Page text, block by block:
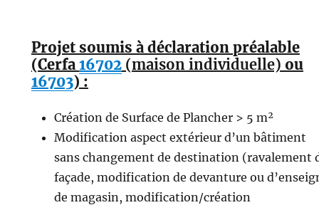
Projet soumis à déclaration préalable
(Cerfa 16702(maison individuelle) ou
16703) :
Création de Surface de Plancher > 5 m²
Modification aspect extérieur d’un bâtiment
sans changement de destination (ravalement
façade, modification de devanture ou
de magasin, modification/création